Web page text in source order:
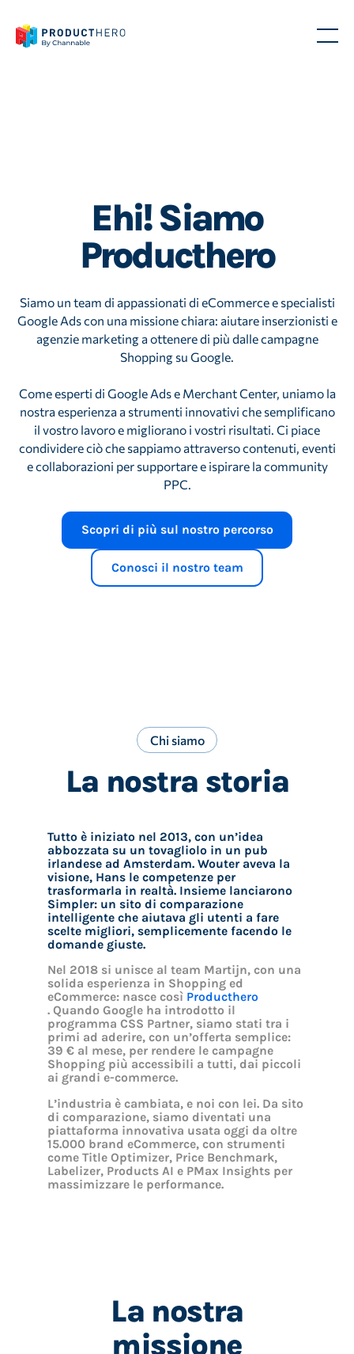
Ehi! Siamo
Producthero
Siamo un team di appassionati di eCommerce e specialisti
Google Ads con una missione chiara: aiutare inserzionisti e
agenzie marketing a ottenere di più dalle campagne
Shopping su Google.
Come esperti di Google Ads e Merchant Center, uniamo la
nostra esperienza a strumenti innovativi che semplificano
il vostro lavoro e migliorano i vostri risultati. Ci piace
condividere ciò che sappiamo attraverso contenuti, eventi
e collaborazioni per supportare e ispirare la community
PPC.
Scopri di più sul nostro percorso
Conosci il nostro team
Chi siamo
La nostra storia
Tutto è iniziato nel 2013, con un’idea
abbozzata su un tovagliolo in un pub
irlandese ad Amsterdam. Wouter aveva la
visione, Hans le competenze per
trasformarla in realtà. Insieme lanciarono
Simpler: un sito di comparazione
intelligente che aiutava gli utenti a fare
scelte migliori, semplicemente facendo le
domande giuste.
Nel 2018 si unisce al team Martijn, con una
solida esperienza in Shopping ed
eCommerce: nasce così Producthero
. Quando Google ha introdotto il
programma CSS Partner, siamo stati tra i
primi ad aderire, con un’offerta semplice:
39 € al mese, per rendere le campagne
Shopping più accessibili a tutti, dai piccoli
ai grandi e-commerce.
L’industria è cambiata, e noi con lei. Da sito
di comparazione, siamo diventati una
piattaforma innovativa usata oggi da oltre
15.000 brand eCommerce, con strumenti
come Title Optimizer, Price Benchmark,
Labelizer, Products AI e PMax Insights per
massimizzare le performance.
La nostra
missione